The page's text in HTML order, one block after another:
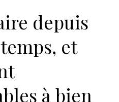
depuis
et
à bien